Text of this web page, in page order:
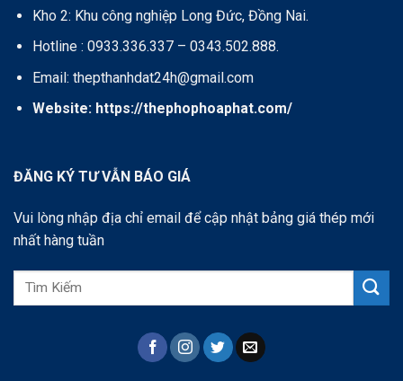
Kho 2: Khu công nghiệp Long Đức, Đồng Nai.
Hotline : 0933.336.337 – 0343.502.888.
Email: thepthanhdat24h@gmail.com
Website: https://thephophoaphat.com/
ĐĂNG KÝ TƯ VẪN BÁO GIÁ
Vui lòng nhập địa chỉ email để cập nhật bảng giá thép mới
nhất hàng tuần